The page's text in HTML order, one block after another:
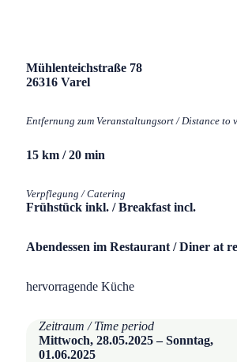
Mühlenteichstraße 78
26316 Varel
Entfernung zum Veranstaltungsort / Distance to
15 km / 20 min
Verpflegung / Catering
Frühstück inkl. / Breakfast incl.
Abendessen im Restaurant / Diner at
hervorragende Küche
Zeitraum / Time period
Mittwoch, 28.05.2025 – Sonntag,
01.06.2025